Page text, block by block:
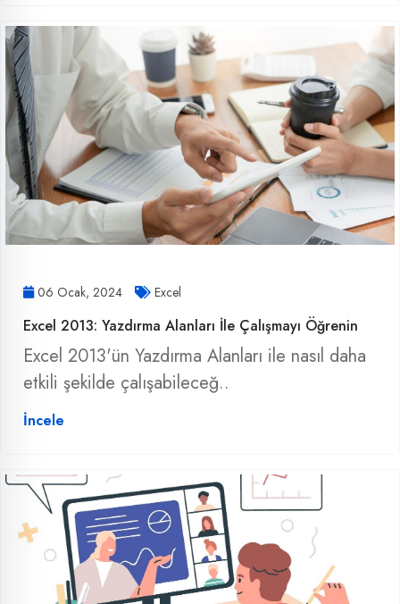
06 Ocak, 2024 Excel
Excel 2013: Yazdırma Alanları İle Çalışmayı Öğrenin
Excel 2013'ün Yazdırma Alanları ile nasıl daha
etkili şekilde çalışabileceğ..
İncele